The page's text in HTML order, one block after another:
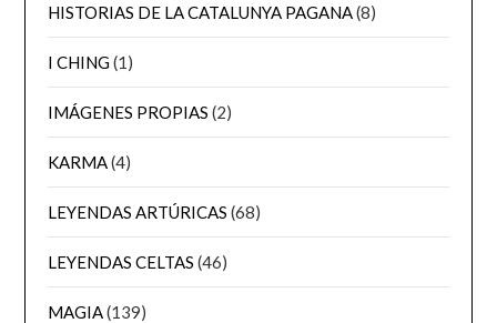
HISTORIAS DE LA CATALUNYA PAGANA(8)
I CHING(1)
IMÁGENES PROPIAS (2)
KARMA(4)
LEYENDAS ARTÚRICAS (68)
LEYENDAS CELTAS (46)
MAGIA(139)